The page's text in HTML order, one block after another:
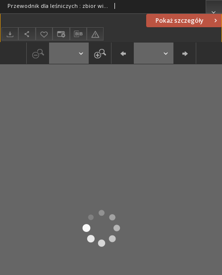
Pokaż szczegóły
Przewodnik dla leśniczych : zbior wiadomości z gospodarstwa lasowego i odnośnych nauk pomocniczych dla użytku właścicieli lasów i poświęcających się zawodowi leśnemu. T. 1, Meteorologia, klimatologia, botanika, zoologia leśna, arytmetyka, geometrya